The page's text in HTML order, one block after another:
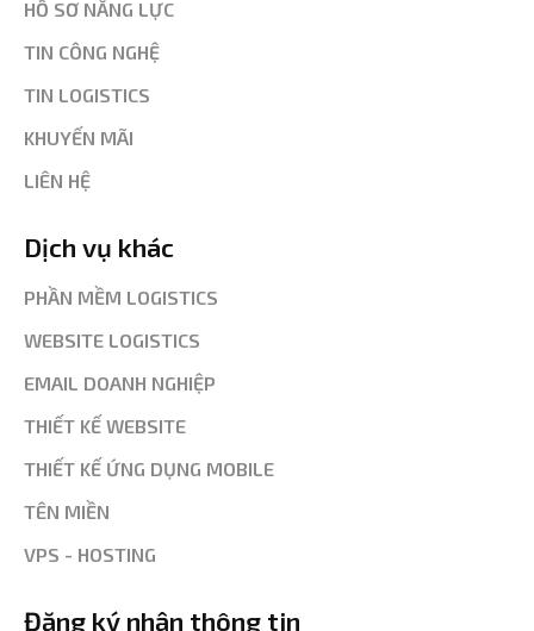
HỒ SƠ NĂNG LỰC
TIN CÔNG NGHỆ
TIN LOGISTICS
KHUYẾN MÃI
LIÊN HỆ
Dịch vụ khác
PHẦN MỀM LOGISTICS
WEBSITE LOGISTICS
EMAIL DOANH NGHIỆP
THIẾT KẾ WEBSITE
THIẾT KẾ ỨNG DỤNG MOBILE
TÊN MIỀN
VPS - HOSTING
Đăng ký nhận thông tin